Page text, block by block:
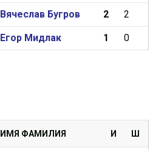
Вячеслав Бугров 2 2
Егор Мидлак 1 0
ИМЯ ФАМИЛИЯ И Ш